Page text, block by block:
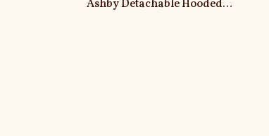
Ashby Detachable Hooded